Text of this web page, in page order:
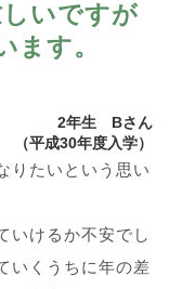
いですが
ます。
2年生 Bさん
（平成30年度入学）
りたいという思い
いけるか不安でし
いくうちに年の差